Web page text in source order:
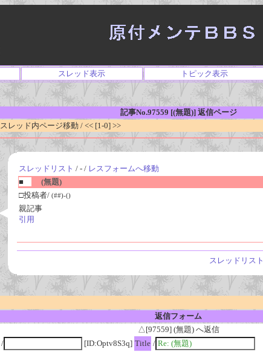
スレッド表示 トピック表示
記事No.97559 [(無題)] 返信ページ
スレッド内ページ移動 / << [1-0] >>
スレッドリスト / - / レスフォームへ移動
■
(無題)
□投稿者/ (##)-()
親記事
引用
スレッドリスト
返信フォーム
△[97559] (無題) へ返信
/ [ID:Optv8S3q] Title /